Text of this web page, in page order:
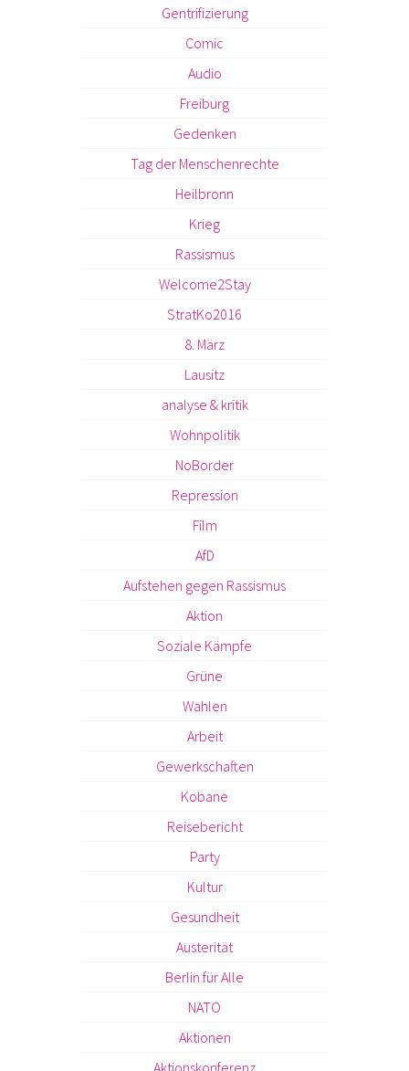
Gentrifizierung
Comic
Audio
Freiburg
Gedenken
Tag der Menschenrechte
Heilbronn
Krieg
Rassismus
Welcome2Stay
StratKo2016
8. März
Lausitz
analyse & kritik
Wohnpolitik
NoBorder
Repression
Film
AfD
Aufstehen gegen Rassismus
Aktion
Soziale Kämpfe
Grüne
Wahlen
Arbeit
Gewerkschaften
Kobane
Reisebericht
Party
Kultur
Gesundheit
Austerität
Berlin für Alle
NATO
Aktionen